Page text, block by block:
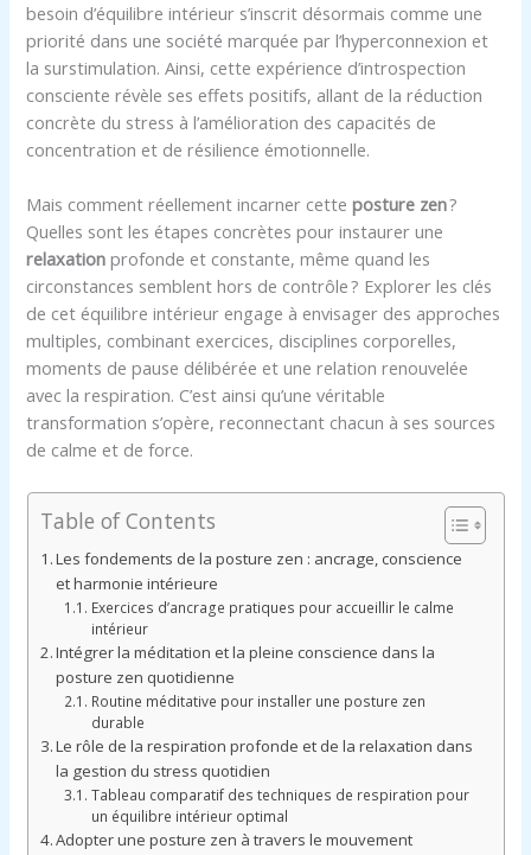
besoin d’équilibre intérieur s’inscrit désormais comme une
priorité dans une société marquée par l’hyperconnexion et
la surstimulation. Ainsi, cette expérience d’introspection
consciente révèle ses effets positifs, allant de la réduction
concrète du stress à l’amélioration des capacités de
concentration et de résilience émotionnelle.
Mais comment réellement incarner cetteposture zen?
Quelles sont les étapes concrètes pour instaurer une
relaxation profonde et constante, même quand les
circonstances semblent hors de contrôle ? Explorer les clés
de cet équilibre intérieur engage à envisager des approches
multiples, combinant exercices, disciplines corporelles,
moments de pause délibérée et une relation renouvelée
avec la respiration. C’est ainsi qu’une véritable
transformation s’opère, reconnectant chacun à ses sources
de calme et de force.
Table of Contents
Les fondements de la posture zen : ancrage, conscience
et harmonie intérieure
Exercices d’ancrage pratiques pour accueillir le calme
intérieur
Intégrer la méditation et la pleine conscience dans la
posture zen quotidienne
Routine méditative pour installer une posture zen
durable
Le rôle de la respiration profonde et de la relaxation dans
la gestion du stress quotidien
Tableau comparatif des techniques de respiration pour
un équilibre intérieur optimal
Adopter une posture zen à travers le mouvement